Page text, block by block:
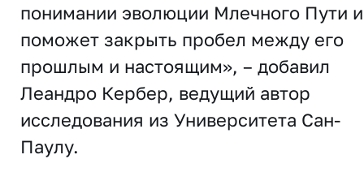
понимании эволюции Млечного Пути и
поможет закрыть пробел между его
прошлым и настоящим», – добавил
Леандро Кербер, ведущий автор
исследования из Университета Сан-
Паулу.